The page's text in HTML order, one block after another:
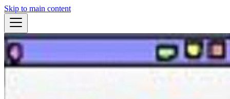
Skip to main content